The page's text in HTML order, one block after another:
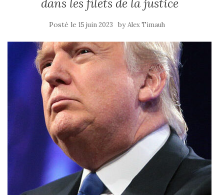
dans les filets de la justice
Posté le 15 juin 2023 byAlex Timauh